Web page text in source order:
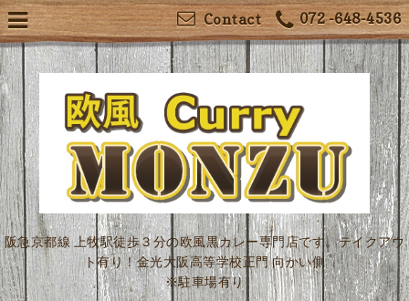
072 -648-4536
Contact
阪急京都線 上牧駅徒歩３分の欧風黒カレー専門店です。テイクアウ
ト有り！金光大阪高等学校正門 向かい側
※駐車場有り